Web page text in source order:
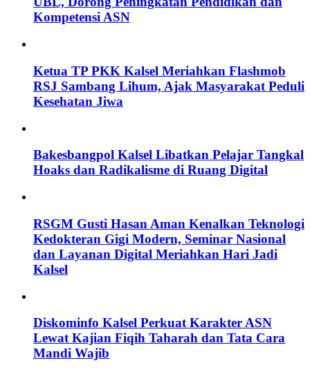
Kompetensi ASN
Ketua TP PKK Kalsel Meriahkan Flashmob
RSJ Sambang Lihum, Ajak Masyarakat Peduli
Kesehatan Jiwa
Bakesbangpol Kalsel Libatkan Pelajar Tangkal
Hoaks dan Radikalisme di Ruang Digital
RSGM Gusti Hasan Aman Kenalkan Teknologi
Kedokteran Gigi Modern, Seminar Nasional
dan Layanan Digital Meriahkan Hari Jadi
Kalsel
Diskominfo Kalsel Perkuat Karakter ASN
Lewat Kajian Fiqih Taharah dan Tata Cara
Mandi Wajib